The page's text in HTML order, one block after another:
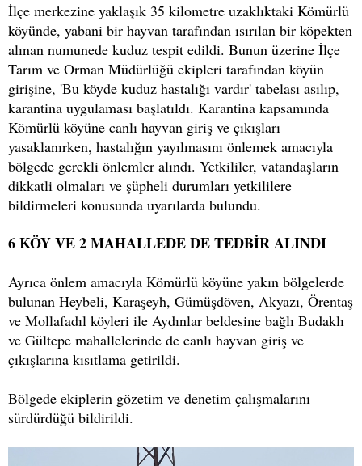
İlçe merkezine yaklaşık 35 kilometre uzaklıktaki Kömürlü
köyünde, yabani bir hayvan tarafından ısırılan bir köpekten
alınan numunede kuduz tespit edildi. Bunun üzerine İlçe
Tarım ve Orman Müdürlüğü ekipleri tarafından köyün
girişine, 'Bu köyde kuduz hastalığı vardır' tabelası asılıp,
karantina uygulaması başlatıldı. Karantina kapsamında
Kömürlü köyüne canlı hayvan giriş ve çıkışları
yasaklanırken, hastalığın yayılmasını önlemek amacıyla
bölgede gerekli önlemler alındı. Yetkililer, vatandaşların
dikkatli olmaları ve şüpheli durumları yetkililere
bildirmeleri konusunda uyarılarda bulundu.
6 KÖY VE 2 MAHALLEDE DE TEDBİR ALINDI
Ayrıca önlem amacıyla Kömürlü köyüne yakın bölgelerde
bulunan Heybeli, Karaşeyh, Gümüşdöven, Akyazı, Örentaş
ve Mollafadıl köyleri ile Aydınlar beldesine bağlı Budaklı
ve Gültepe mahallelerinde de canlı hayvan giriş ve
çıkışlarına kısıtlama getirildi.
Bölgede ekiplerin gözetim ve denetim çalışmalarını
sürdürdüğü bildirildi.